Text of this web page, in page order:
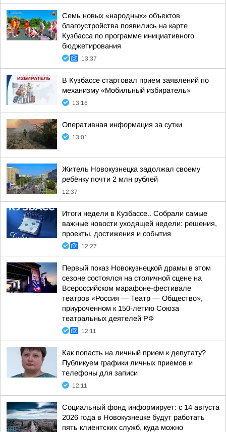
Семь новых «народных» объектов
благоустройства появились на карте
Кузбасса по программе инициативного
бюджетирования
13:37
В Кузбассе стартовал прием заявлений по
механизму «Мобильный избиратель»
13:16
Оперативная информация за сутки
13:01
Житель Новокузнецка задолжал своему
ребёнку почти 2 млн рублей
12:37
Итоги недели в Кузбассе.. Собрали самые
важные новости уходящей недели: решения,
проекты, достижения и события
12:27
Первый показ Новокузнецкой драмы в этом
сезоне состоялся на столичной сцене на
Всероссийском марафоне-фестивале
театров «Россия — Театр — Общество»,
приуроченном к 150-летию Союза
театральных деятелей РФ
12:11
Как попасть на личный прием к депутату?
Публикуем графики личных приемов и
телефоны для записи
12:11
Социальный фонд информирует: с 14 августа
2026 года в Новокузнецке будут работать
пять клиентских служб, куда можно